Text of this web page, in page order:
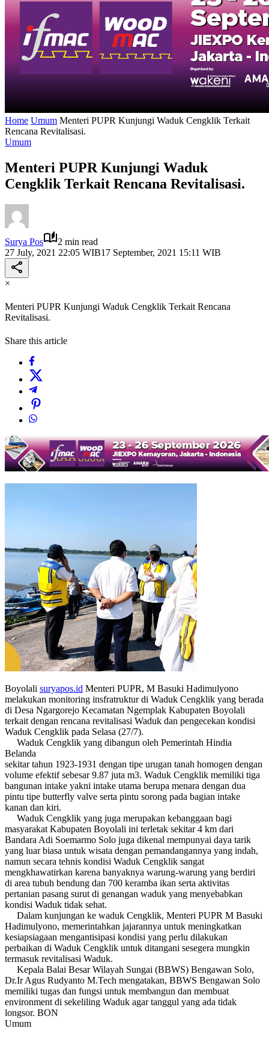
Home Umum Menteri PUPR Kunjungi Waduk Cengklik Terkait
Rencana Revitalisasi.
Umum
Menteri PUPR Kunjungi Waduk
Cengklik Terkait Rencana Revitalisasi.
Surya Pos
2 min read
27 July, 2021 22:05 WIB17 September, 2021 15:11 WIB
×
Menteri PUPR Kunjungi Waduk Cengklik Terkait Rencana
Revitalisasi.
Share this article
Boyolali suryapos.id Menteri PUPR, M Basuki Hadimulyono
melakukan monitoring insfratruktur di Waduk Cengklik yang berada
di Desa Ngargorejo Kecamatan Ngemplak Kabupaten Boyolali
terkait dengan rencana revitalisasi Waduk dan pengecekan kondisi
Waduk Cengklik pada Selasa (27/7).
Waduk Cengklik yang dibangun oleh Pemerintah Hindia
Belanda
sekitar tahun 1923-1931 dengan tipe urugan tanah homogen dengan
volume efektif sebesar 9.87 juta m3. Waduk Cengklik memiliki tiga
bangunan intake yakni intake utama berupa menara dengan dua
pintu tipe butterfly valve serta pintu sorong pada bagian intake
kanan dan kiri.
Waduk Cengklik yang juga merupakan kebanggaan bagi
masyarakat Kabupaten Boyolali ini terletak sekitar 4 km dari
Bandara Adi Soemarmo Solo juga dikenal mempunyai daya tarik
yang luar biasa untuk wisata dengan pemandangannya yang indah,
namun secara tehnis kondisi Waduk Cengklik sangat
mengkhawatirkan karena banyaknya warung-warung yang berdiri
di area tubuh bendung dan 700 keramba ikan serta aktivitas
pertanian pasang surut di genangan waduk yang menyebabkan
kondisi Waduk tidak sehat.
Dalam kunjungan ke waduk Cengklik, Menteri PUPR M Basuki
Hadimulyono, memerintahkan jajarannya untuk meningkatkan
kesiapsiagaan mengantisipasi kondisi yang perlu dilakukan
perbaikan di Waduk Cengklik untuk ditangani sesegera mungkin
termasuk revitalisasi Waduk.
Kepala Balai Besar Wilayah Sungai (BBWS) Bengawan Solo,
Dr.Ir Agus Rudyanto M.Tech mengatakan, BBWS Bengawan Solo
memiliki tugas dan fungsi untuk membangun dan membuat
environment di sekeliling Waduk agar tanggul yang ada tidak
longsor. BON
Umum